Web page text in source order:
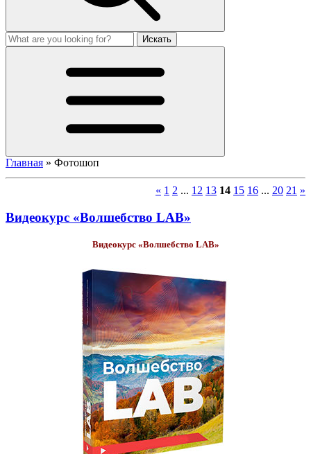
Искать
Главная » Фотошоп
« 1 2 ... 12 13 14 15 16 ... 20 21 »
Видеокурс «Волшебство LAB»
Видеокурс «Волшебство LAB»